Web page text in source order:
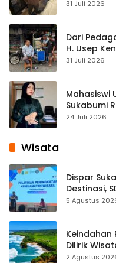
Streaming
31 Juli 2026
Dari
H. Usep
Cisaat
31 Juli 2026
Mahasiswi
Sukabumi
24 Juli 2026
Wisata
Dispar
Destinasi,
hingga
5 Agustus
Keindahan
Dilirik
2 Agustus